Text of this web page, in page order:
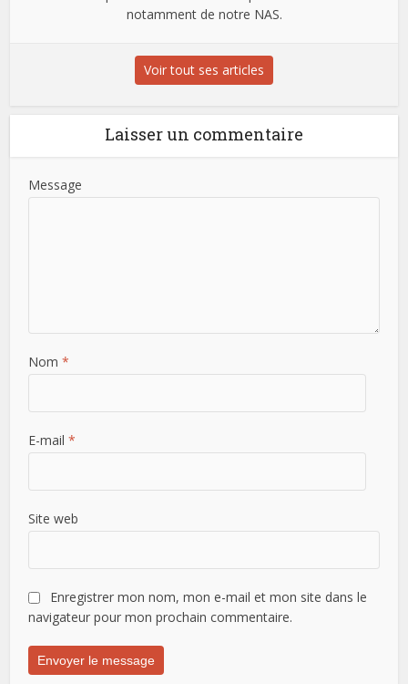
notamment de notre NAS.
Voir tout ses articles
Laisser un commentaire
Message
Nom*
E-mail*
Site web
Enregistrer mon nom, mon e-mail et mon site dans le
navigateur pour mon prochain commentaire.